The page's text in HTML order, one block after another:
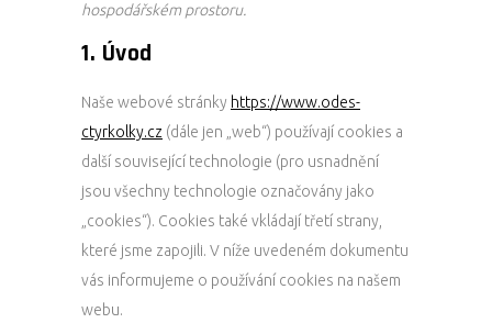
hospodářském prostoru.
1. Úvod
Naše webové stránky https://www.odes-
ctyrkolky.cz (dále jen „web“) používají cookies a
další související technologie (pro usnadnění
jsou všechny technologie označovány jako
„cookies“). Cookies také vkládají třetí strany,
které jsme zapojili. V níže uvedeném dokumentu
vás informujeme o používání cookies na našem
webu.